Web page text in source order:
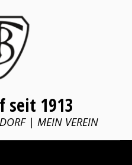
seit 1913
| MEIN VEREIN